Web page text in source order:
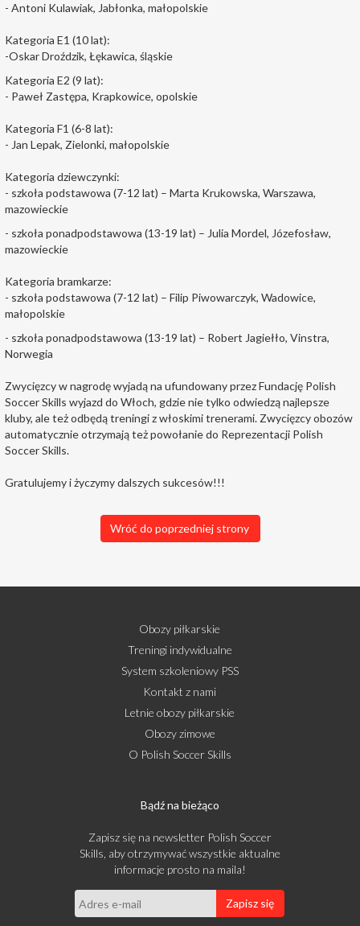
- Antoni Kulawiak, Jabłonka, małopolskie
Kategoria E1 (10 lat):
-Oskar Droździk, Łękawica, śląskie
Kategoria E2 (9 lat):
- Paweł Zastępa, Krapkowice, opolskie
Kategoria F1 (6-8 lat):
- Jan Lepak, Zielonki, małopolskie
Kategoria dziewczynki:
- szkoła podstawowa (7-12 lat) – Marta Krukowska, Warszawa,
mazowieckie
- szkoła ponadpodstawowa (13-19 lat) – Julia Mordel, Józefosław,
mazowieckie
Kategoria bramkarze:
- szkoła podstawowa (7-12 lat) – Filip Piwowarczyk, Wadowice,
małopolskie
- szkoła ponadpodstawowa (13-19 lat) – Robert Jagiełło, Vinstra,
Norwegia
Zwycięzcy w nagrodę wyjadą na ufundowany przez Fundację Polish
Soccer Skills wyjazd do Włoch, gdzie nie tylko odwiedzą najlepsze
kluby, ale też odbędą treningi z włoskimi trenerami. Zwycięzcy obozów
automatycznie otrzymają też powołanie do Reprezentacji Polish
Soccer Skills.
Gratulujemy i życzymy dalszych sukcesów!!!
Wróć do poprzedniej strony
Obozy piłkarskie
Treningi indywidualne
System szkoleniowy PSS
Kontakt z nami
Letnie obozy piłkarskie
Obozy zimowe
O Polish Soccer Skills
Bądź na bieżąco
Zapisz się na newsletter Polish Soccer
Skills, aby otrzymywać wszystkie aktualne
informacje prosto na maila!
Zapisz się